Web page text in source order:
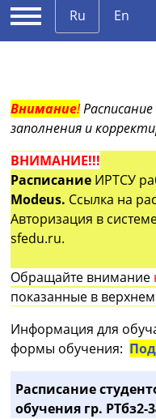
Ru
En
Внимание!
заполнения и
ВНИМАНИЕ!!!
Расписание ИРТСУ
Modeus. Ссылка на
Авторизация в
sfedu.ru.
Обращайте внимание
показанные в
Информация для
формы обучения:
Расписание
обучения гр.